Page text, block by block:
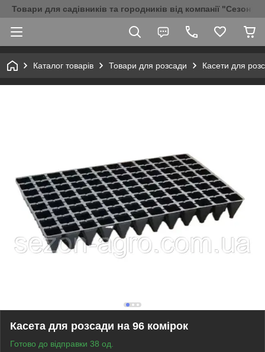
Товари для садівників та городників від компанії "Сезон
Каталог товарів Товари для розсади Касети для
Касета для розсади на 96 комірок
Готово до відправки 38 од.